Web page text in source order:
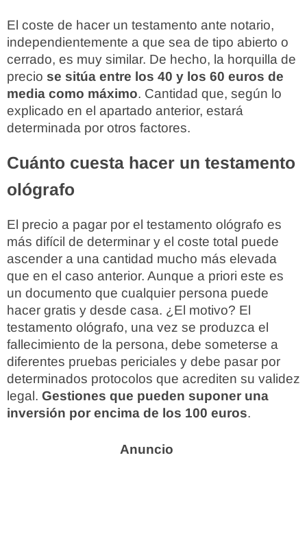
El coste de hacer un testamento ante notario,
independientemente a que sea de tipo abierto o
cerrado, es muy similar. De hecho, la horquilla de
precio se sitúa entre los 40 y los 60 euros de
media como máximo. Cantidad que, según lo
explicado en el apartado anterior, estará
determinada por otros factores.
Cuánto cuesta hacer un testamento
ológrafo
El precio a pagar por el testamento ológrafo es
más difícil de determinar y el coste total puede
ascender a una cantidad mucho más elevada
que en el caso anterior. Aunque a priori este es
un documento que cualquier persona puede
hacer gratis y desde casa. ¿El motivo? El
testamento ológrafo, una vez se produzca el
fallecimiento de la persona, debe someterse a
diferentes pruebas periciales y debe pasar por
determinados protocolos que acrediten su validez
legal. Gestiones que pueden suponer una
inversión por encima de los 100 euros.